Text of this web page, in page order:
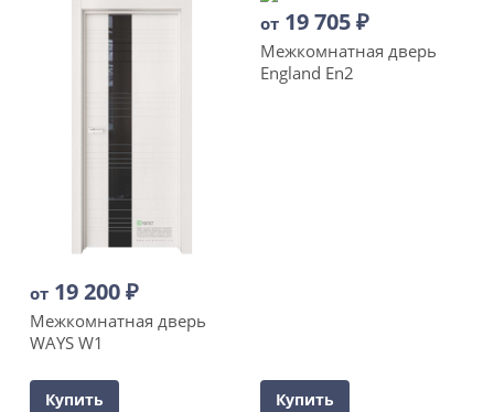
от 19 200₽
Межкомнатная дверь
WAYS W1
Купить
от 19 705₽
Межкомнатная дверь
England En2
Купить